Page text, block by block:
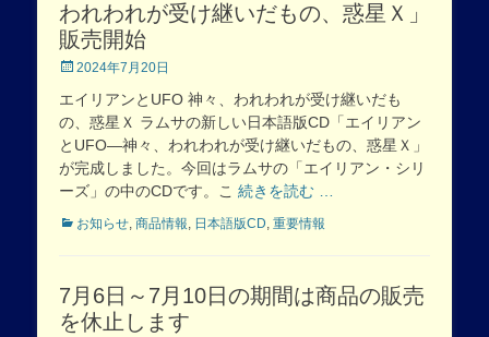
われわれが受け継いだもの、惑星Ｘ」
販売開始
Posted
2024年7月20日
エイリアンとUFO 神々、われわれが受け継いだも
の、惑星Ｘ ラムサの新しい日本語版CD「エイリアン
とUFO―神々、われわれが受け継いだもの、惑星Ｘ」
が完成しました。今回はラムサの「エイリアン・シリ
ーズ」の中のCDです。こ 続きを読む …
Categories
お知らせ, 商品情報, 日本語版CD, 重要情報
7月6日～7月10日の期間は商品の販売
を休止します